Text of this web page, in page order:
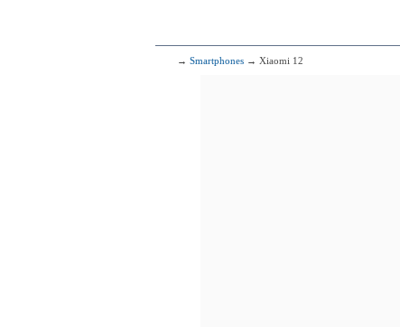
→ Smartphones → Xiaomi 12